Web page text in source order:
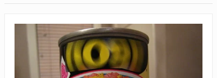
APA HUKUM MEMPERCEPAT PEMBAYARAN ZAKAT
SEBELUM TIBA SAAT WAJIB?
HAKIKAT NIKMAT DI DUNIA!